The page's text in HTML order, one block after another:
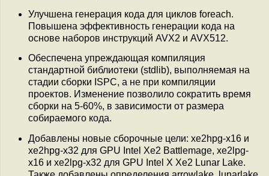
Улучшена генерация кода для циклов foreach.
Повышена эффективность генерации кода на
основе наборов инструкций AVX2 и AVX512.
Обеспечена упреждающая компиляция
стандартной библиотеки (stdlib), выполняемая на
стадии сборки ISPC, а не при компиляции
проектов. Изменение позволило сократить время
сборки на 5-60%, в зависимости от размера
собираемого кода.
Добавлены новые сборочные цели: xe2hpg-x16 и
xe2hpg-x32 для GPU Intel Xe2 Battlemage, xe2lpg-
x16 и xe2lpg-x32 для GPU Intel X Xe2 Lunar Lake.